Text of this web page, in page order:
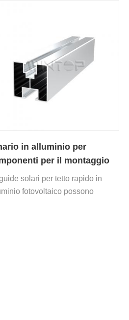
in alluminio per
per il montaggio
su tetto fotovoltaico
solari per tetto rapido in
fotovoltaico possono